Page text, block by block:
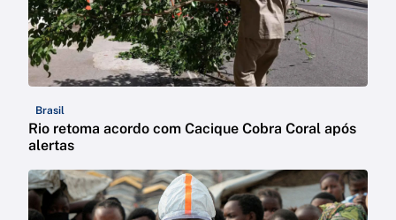
Brasil
Rio retoma acordo com Cacique Cobra Coral após
alertas